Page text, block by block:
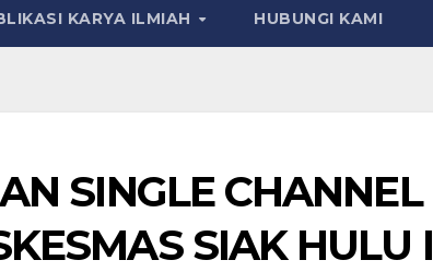
KARYA ILMIAH HUBUNGI KAMI
SINGLE CHANNEL
SIAK HULU I